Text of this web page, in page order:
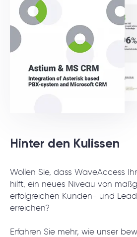
Hinter den Kulissen
Wollen Sie, dass WaveAccess
hilft, ein neues Niveau von
erfolgreichen Kunden- und
erreichen?
Erfahren Sie mehr, wie unser